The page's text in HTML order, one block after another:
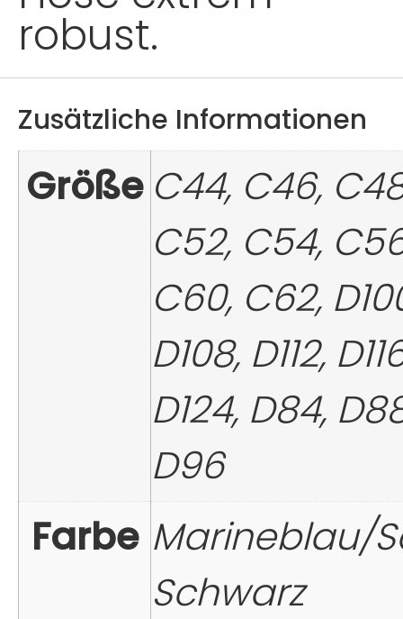
robust.
Zusätzliche Informationen
Größe C44, C46,
C52, C54,
C60, C62,
D108, D112,
D124, D84,
D96
Farbe Marineblau/
Schwarz